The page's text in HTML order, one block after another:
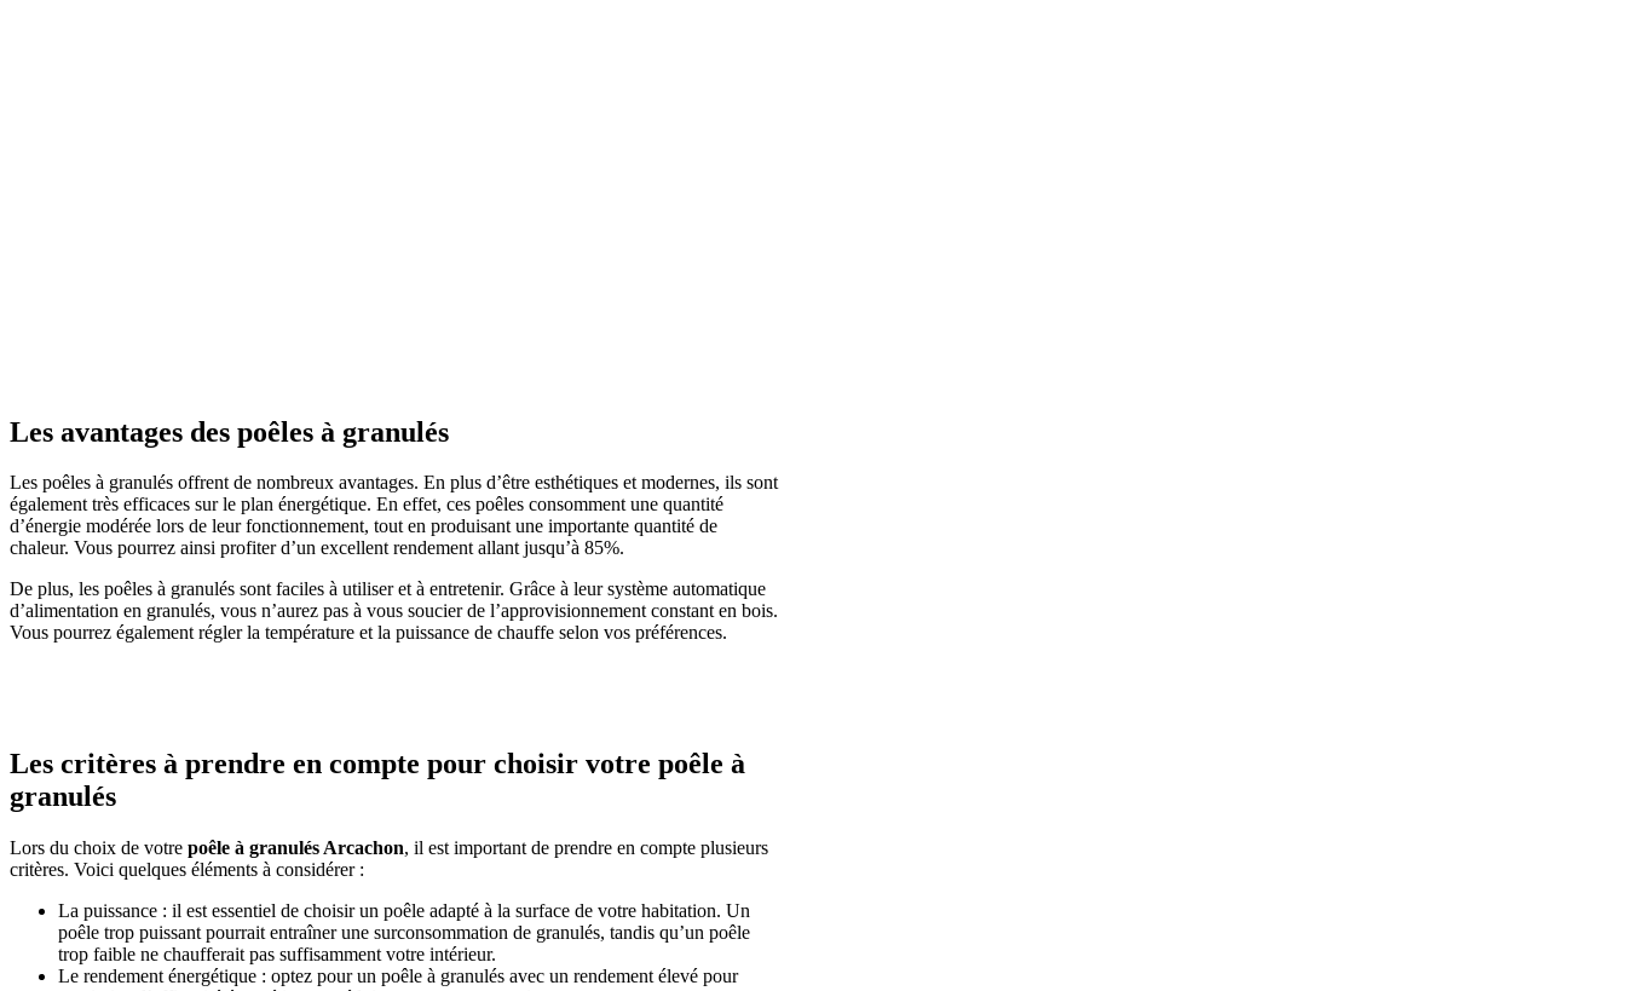
Les avantages des poêles à granulés
Les poêles à granulés offrent de nombreux avantages. En plus d’être esthétiques et modernes, ils sont
également très efficaces sur le plan énergétique. En effet, ces poêles consomment une quantité
d’énergie modérée lors de leur fonctionnement, tout en produisant une importante quantité de
chaleur. Vous pourrez ainsi profiter d’un excellent rendement allant jusqu’à 85%.
De plus, les poêles à granulés sont faciles à utiliser et à entretenir. Grâce à leur système automatique
d’alimentation en granulés, vous n’aurez pas à vous soucier de l’approvisionnement constant en bois.
Vous pourrez également régler la température et la puissance de chauffe selon vos préférences.
Les critères à prendre en compte pour choisir votre poêle à
granulés
Lors du choix de votre poêle à granulés Arcachon, il est important de prendre en compte plusieurs
critères. Voici quelques éléments à considérer :
La puissance : il est essentiel de choisir un poêle adapté à la surface de votre habitation. Un
poêle trop puissant pourrait entraîner une surconsommation de granulés, tandis qu’un poêle
trop faible ne chaufferait pas suffisamment votre intérieur.
Le rendement énergétique : optez pour un poêle à granulés avec un rendement élevé pour